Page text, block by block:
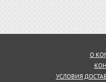
О
УСЛОВИЯ